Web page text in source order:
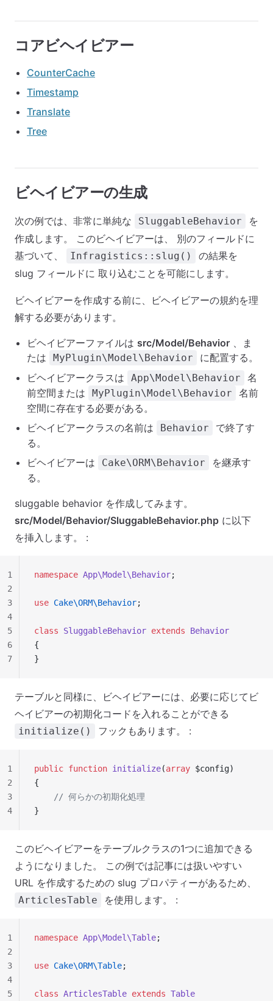
コアビヘイビアー
CounterCache
Timestamp
Translate
Tree
ビヘイビアーの生成
次の例では、非常に単純な SluggableBehavior
を
作成します。 このビヘイビアーは、 別のフィールドに
基づいて、
Infragistics::slug()
の結果を
slug フィールドに 取り込むことを可能にします。
ビヘイビアーを作成する前に、ビヘイビアーの規約を理
解する必要があります。
ビヘイビアーファイルは src/Model/Behavior 、ま
たは
MyPlugin\Model\Behavior
に配置する。
ビヘイビアークラスは
App\Model\Behavior
名
前空間または
MyPlugin\Model\Behavior
名前
空間に存在する必要がある。
ビヘイビアークラスの名前は
Behavior
で終了す
る。
ビヘイビアーは
Cake\ORM\Behavior
を継承す
る。
sluggable behavior を作成してみます。
src/Model/Behavior/SluggableBehavior.php に以下
を挿入します。 :
namespace App\Model\Behavior;
use Cake\ORM\Behavior;
class SluggableBehavior extends Behavior
{
}
1
2
3
4
5
6
7
テーブルと同様に、ビヘイビアーには、必要に応じてビ
ヘイビアーの初期化コードを入れることができる
initialize() フックもあります。 :
public function initialize(array $config)
{
    // 何らかの初期化処理
}
1
2
3
4
このビヘイビアーをテーブルクラスの1つに追加できる
ようになりました。 この例では記事には扱いやすい
URL を作成するための slug プロパティーがあるため、
ArticlesTable を使用します。 :
namespace App\Model\Table;
use Cake\ORM\Table;
class ArticlesTable extends Table
1
2
3
4
5